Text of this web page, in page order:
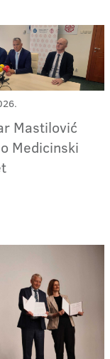
Mastilović
Medicinski